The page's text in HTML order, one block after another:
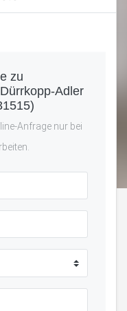
zu
Adler
Anfrage nur bei